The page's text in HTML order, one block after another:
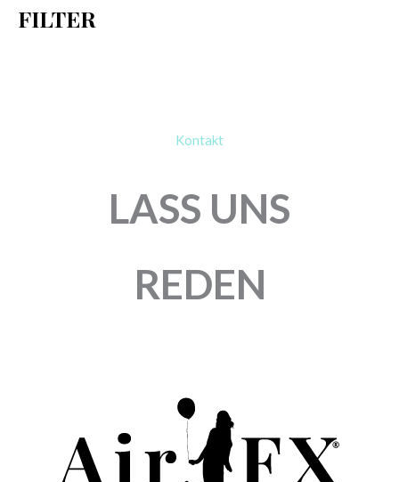
FILTER
Kontakt
LASS UNS
REDEN